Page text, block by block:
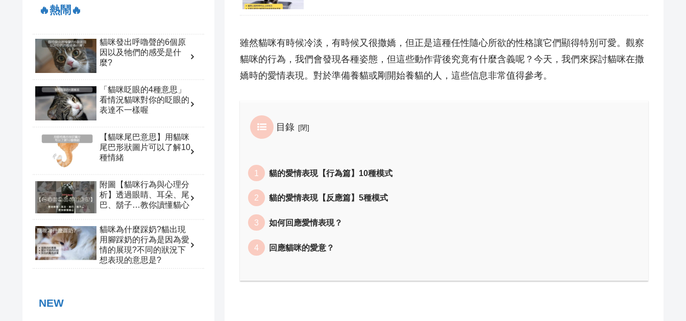
雖然貓咪有時候冷淡，有時候又很撒嬌，但正是這種任性隨心所欲的性格讓它們顯得特別可愛。觀察
貓咪的行為，我們會發現各種姿態，但這些動作背後究竟有什麼含義呢？今天，我們來探討貓咪在撒
嬌時的愛情表現。對於準備養貓或剛開始養貓的人，這些信息非常值得參考。
目錄
貓的愛情表現【行為篇】10種模式
貓的愛情表現【反應篇】5種模式
如何回應愛情表現？
回應貓咪的愛意？
🔥熱鬧🔥
貓咪發出呼嚕聲的6個原
因以及牠們的感受是什
麼?
「貓咪眨眼的4種意思」
看情況貓咪對你的眨眼的
表達不一樣喔
【貓咪尾巴意思】用貓咪
尾巴形狀圖片可以了解10
種情緒
附圖【貓咪行為與心理分
析】透過眼睛、耳朵、尾
巴、鬍子…教你讀懂貓心
貓咪為什麼踩奶?貓出現
用腳踩奶的行為是因為愛
情的展現?不同的狀況下
想表現的意思是?
NEW